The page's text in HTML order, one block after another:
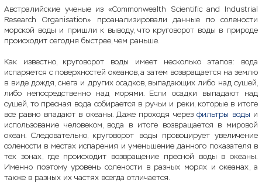
Австралийские ученые из «Commonwealth Scientific and Industrial
Research Organisation» проанализировали данные по солености
морской воды и пришли к выводу, что круговорот воды в природе
происходит сегодня быстрее, чем раньше.
Как известно, круговорот воды имеет несколько этапов: вода
испаряется с поверхностей океанов, а затем возвращается на землю
в виде дождя, снега и других осадков, выпадающих либо над сушей,
либо непосредственно над морями. Если осадки выпадают над
сушей, то пресная вода собирается в ручьи и реки, которые в итоге
все равно впадают в океаны. Даже проходя черезфильтры воды и
использование человеком, вода в итоге возвращается в мировой
океан. Следовательно, круговорот воды провоцирует увеличение
солености в местах испарения и уменьшение данного показателя в
тех зонах, где происходит возвращение пресной воды в океаны.
Именно поэтому уровень солености в разных морях и океанах, а
также в разных их частях всегда отличается.